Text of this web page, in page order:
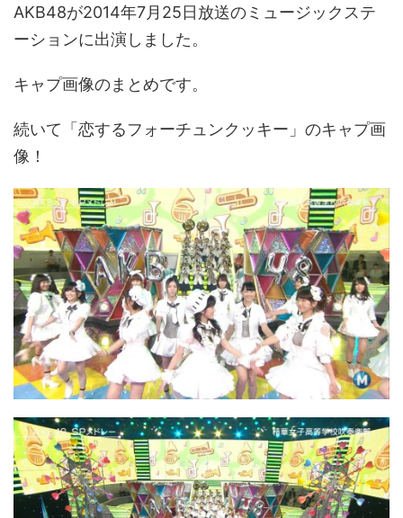
AKB48が2014年7月25日放送のミュージックステ
ーションに出演しました。
キャプ画像のまとめです。
続いて「恋するフォーチュンクッキー」のキャプ画
像！